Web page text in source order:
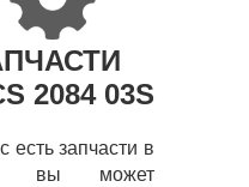
2084 03S
есть запчасти в
вы может